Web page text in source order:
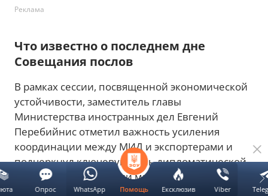
Реклама
Что известно о последнем дне
Совещания послов
В рамках сессии, посвященной экономической
устойчивости, заместитель главы
Министерства иностранных дел Евгений
Перебийнис отметил важность усиления
координации между МИД и экспортерами и
подчеркнул ключевую роль дипломатической
службы в поддержании макроэкономической
стабильности и создании условий для
Помощь Ексклюзив Viber
Опрос WhatsApp